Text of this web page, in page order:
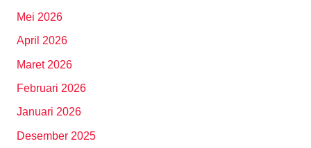
Mei 2026
April 2026
Maret 2026
Februari 2026
Januari 2026
Desember 2025